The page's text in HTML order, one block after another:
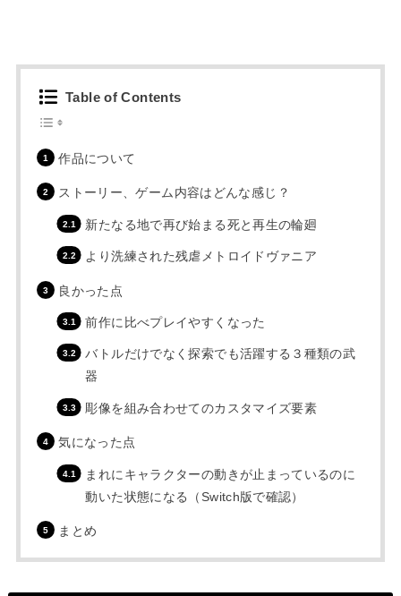
Table of Contents
作品について
ストーリー、ゲーム内容はどんな感じ？
新たなる地で再び始まる死と再生の輪廻
より洗練された残虐メトロイドヴァニア
良かった点
前作に比べプレイやすくなった
バトルだけでなく探索でも活躍する３種類の武
器
彫像を組み合わせてのカスタマイズ要素
気になった点
まれにキャラクターの動きが止まっているのに
動いた状態になる（Switch版で確認）
まとめ